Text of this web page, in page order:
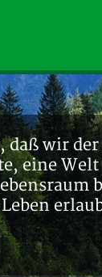
daß wir
eine